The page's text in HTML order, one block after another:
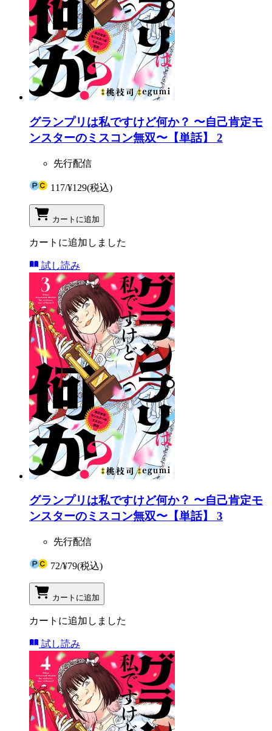
グランプリは私ですけど何か？ 〜自己肯定モ
ンスターのミスコン無双〜【単話】 2
先行配信
117/¥129(税込)
カートに追加
カートに追加しました
試し読み
グランプリは私ですけど何か？ 〜自己肯定モ
ンスターのミスコン無双〜【単話】 3
先行配信
72/¥79(税込)
カートに追加
カートに追加しました
試し読み